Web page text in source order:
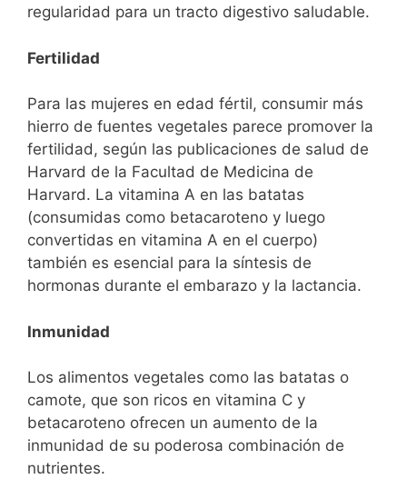
regularidad para un tracto digestivo saludable.
Fertilidad
Para las mujeres en edad fértil, consumir más
hierro de fuentes vegetales parece promover la
fertilidad, según las publicaciones de salud de
Harvard de la Facultad de Medicina de
Harvard. La vitamina A en las batatas
(consumidas como betacaroteno y luego
convertidas en vitamina A en el cuerpo)
también es esencial para la síntesis de
hormonas durante el embarazo y la lactancia.
Inmunidad
Los alimentos vegetales como las batatas o
camote, que son ricos en vitamina C y
betacaroteno ofrecen un aumento de la
inmunidad de su poderosa combinación de
nutrientes.